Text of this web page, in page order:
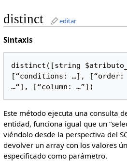
distinct editar
Sintaxis
distinct([string
[“conditions: …],
…“], [“column: …”])
Este método ejecuta una consulta
entidad, funciona igual que un
viéndolo desde la perspectiva del
devolver un array con los valores
especificado como parámetro.